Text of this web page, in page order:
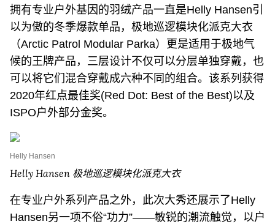
拥有专业户外基因的羽绒产品一直是Helly Hansen引
以为傲的冬季爆款单品，极地巡逻模块化派克大衣
（Arctic Patrol Modular Parka）更是适用于极地气
候的王牌产品，三层设计不仅可以分层单独穿戴，也
可以将它们混合穿戴成六种不同的组合。该系列获得
2020年红点最佳奖(Red Dot: Best of the Best)以及
ISPO户外部分金奖。
Helly Hansen
Helly Hansen 极地巡逻模块化派克大衣
在专业户外系列产品之外，此次大秀还展示了Helly
Hansen另一项不俗“功力”——敏锐的潮流触觉，以户